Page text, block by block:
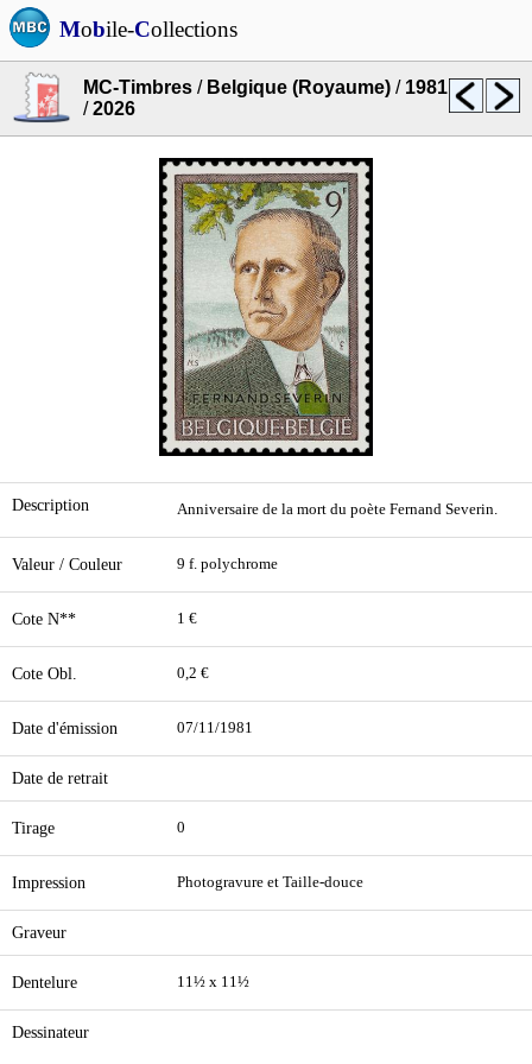
Mobile-Collections
MC-Timbres / Belgique (Royaume) / 1981
/2026
Description Anniversaire de la mort du poète Fernand Severin.
Valeur / Couleur 9 f. polychrome
Cote N** 1 €
Cote Obl. 0,2 €
Date d'émission 07/11/1981
Date de retrait
Tirage 0
Impression Photogravure et Taille-douce
Graveur
Dentelure 11½ x 11½
Dessinateur